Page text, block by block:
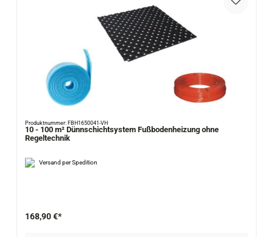
Produktnummer: FBH1650041-VH
10 - 100 m² Dünnschichtsystem Fußbodenheizung ohne
Regeltechnik
Versand per Spedition
168,90 €*